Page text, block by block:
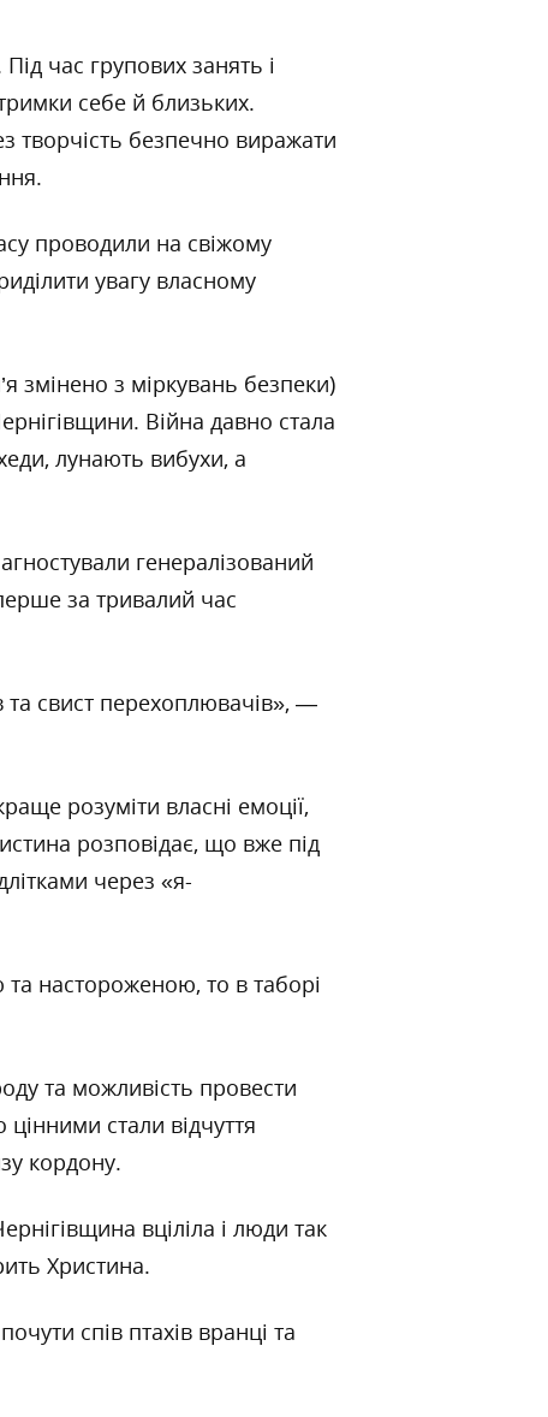
час групових занять і
себе й близьких.
творчість безпечно виражати
проводили на свіжому
увагу власному
змінено з міркувань безпеки)
Війна давно стала
лунають вибухи, а
генералізований
за тривалий час
та свист перехоплювачів», —
розуміти власні емоції,
розповідає, що вже під
через «я-
настороженою, то в таборі
та можливість провести
стали відчуття
кордону.
вціліла і люди так
Христина.
спів птахів вранці та